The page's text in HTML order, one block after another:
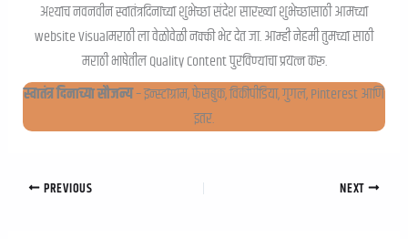
अश्याच नवनवीन स्वातंत्रदिनाच्या शुभेच्छा संदेश सारख्या शुभेच्छासाठी आमच्या
website Visualमराठी ला वेळोवेळी नक्की भेट देत जा. आम्ही नेहमी तुमच्या साठी
मराठी भाषेतील Quality Content पुरविण्याचा प्रयत्न करू.
स्वातंत्र दिनाच्या सौजन्य– इन्स्टाग्राम, फेसबुक, विकीपीडिया, गुगल, Pinterest आणि
इतर.
PREVIOUS NEXT